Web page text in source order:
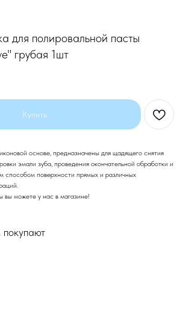
для полировальной пасты
грубая 1шт
Купить
основе, предназначены для щадящего снятия
эмали зуба, проведения окончательной обработки и
способом поверхности прямых и различных
вы можете у нас в магазине!